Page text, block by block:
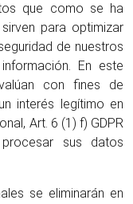
que como se ha
para optimizar
de nuestros
En este
con fines de
interés legítimo en
Art. 6 (1) f) GDPR
sus datos
eliminarán en